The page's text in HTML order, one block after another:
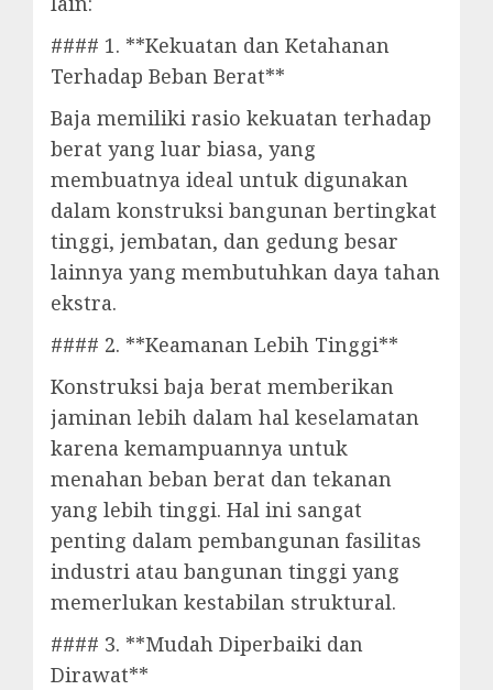
#### 1. **Kekuatan dan Ketahanan
Terhadap Beban Berat**
Baja memiliki rasio kekuatan terhadap
berat yang luar biasa, yang
membuatnya ideal untuk digunakan
dalam konstruksi bangunan bertingkat
tinggi, jembatan, dan gedung besar
lainnya yang membutuhkan daya tahan
ekstra.
#### 2. **Keamanan Lebih Tinggi**
Konstruksi baja berat memberikan
jaminan lebih dalam hal keselamatan
karena kemampuannya untuk
menahan beban berat dan tekanan
yang lebih tinggi. Hal ini sangat
penting dalam pembangunan fasilitas
industri atau bangunan tinggi yang
memerlukan kestabilan struktural.
#### 3. **Mudah Diperbaiki dan
Dirawat**